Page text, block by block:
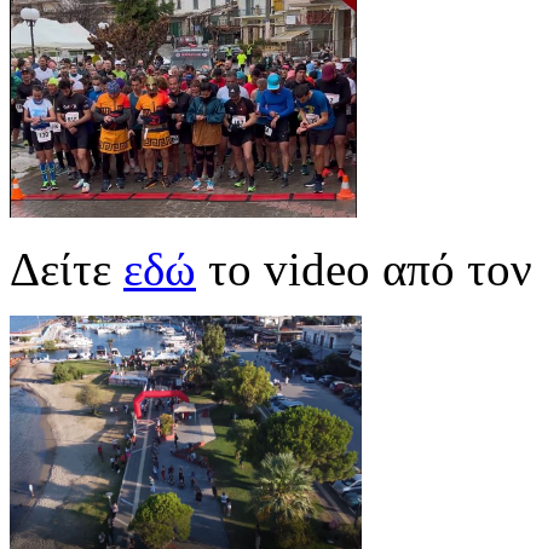
Δείτε εδώ το video από